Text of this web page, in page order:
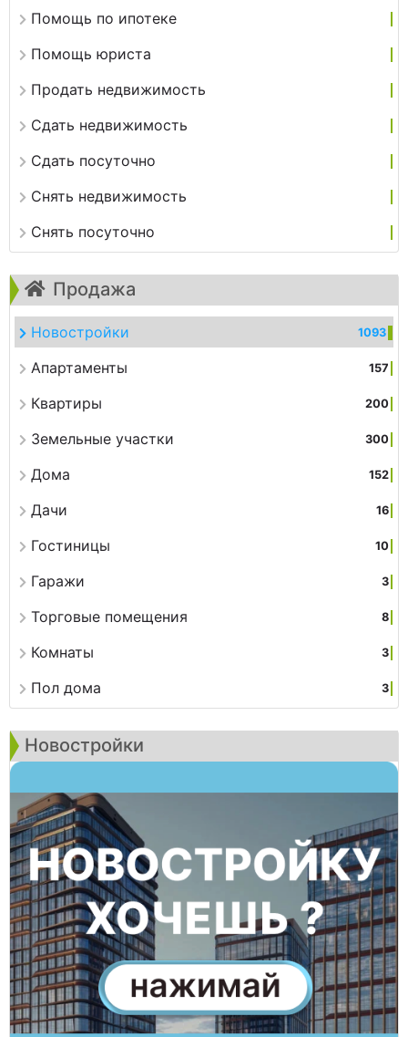
Помощь по ипотеке
Помощь юриста
Продать недвижимость
Сдать недвижимость
Сдать посуточно
Снять недвижимость
Снять посуточно
Продажа
Новостройки 1093
Апартаменты 157
Квартиры 200
Земельные участки 300
Дома 152
Дачи 16
Гостиницы 10
Гаражи 3
Торговые помещения 8
Комнаты 3
Пол дома 3
Новостройки